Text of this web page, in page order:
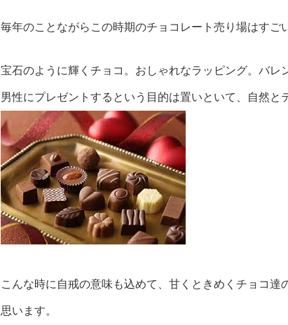
毎年のことながらこの時期のチョコレート売り場はすご
宝石のように輝くチョコ。おしゃれなラッピング。バレ
男性にプレゼントするという目的は置いといて、自然と
こんな時に自戒の意味も込めて、甘くときめくチョコ達
思います。